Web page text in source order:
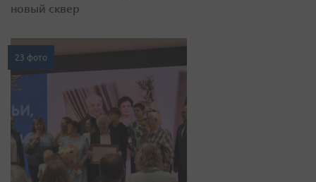
новый сквер
23 фото